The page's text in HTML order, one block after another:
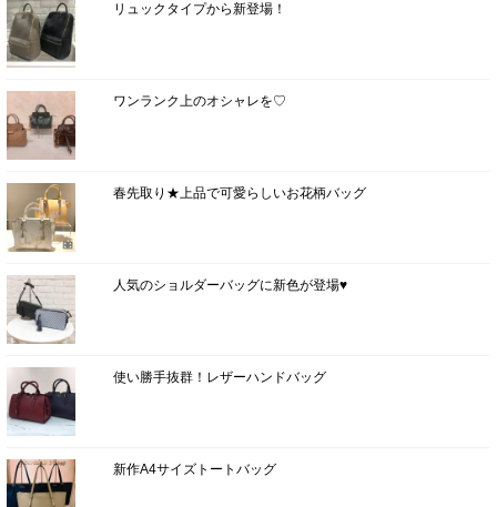
リュックタイプから新登場！
ワンランク上のオシャレを♡
春先取り★上品で可愛らしいお花柄バッグ
人気のショルダーバッグに新色が登場♥
使い勝手抜群！レザーハンドバッグ
新作A4サイズトートバッグ